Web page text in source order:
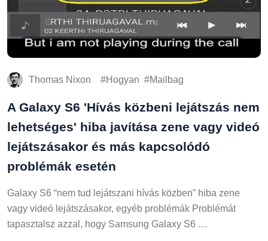
Thomas Nixon Hogyan Mailbag
A Galaxy S6 'Hívás közbeni lejátszás nem
lehetséges' hiba javítása zene vagy videó
lejátszásakor és más kapcsolódó
problémák esetén
Galaxy S6 “nem tud lejátszani hívás közben” hiba zene
vagy videó lejátszásakor, egyéb problémák Problémát
tapasztalsz azzal, hogy Samsung Galaxy S6 …